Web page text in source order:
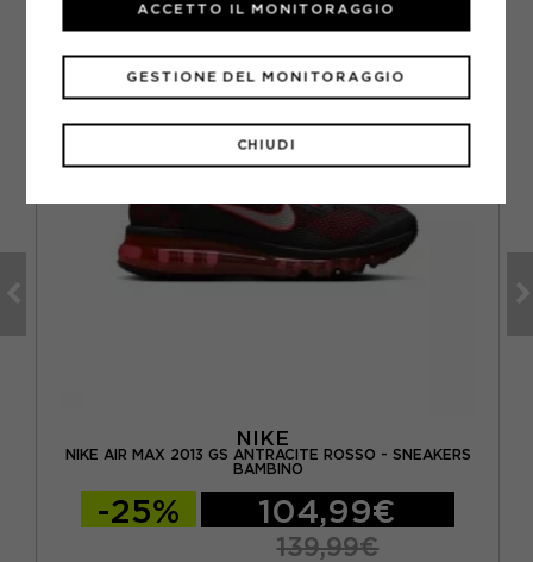
NIKE
NIKE AIR MAX 2013 GS ANTRACITE ROSSO - SNEAKERS
BAMBINO
-25% 104,99€
139,99€
CHIUDI
GESTIONE DEL MONITORAGGIO
ACCETTO IL MONITORAGGIO